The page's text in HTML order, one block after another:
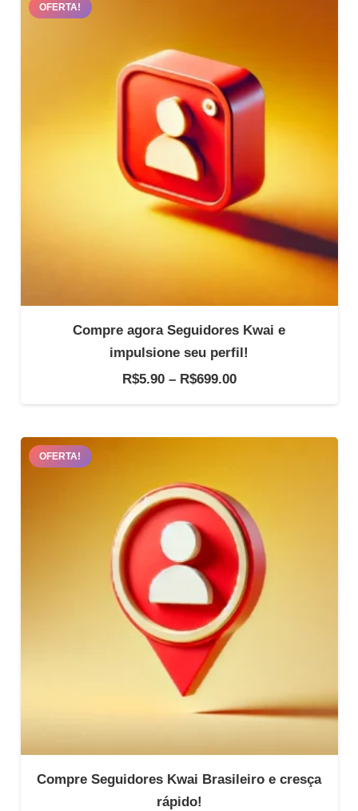
OFERTA!
Compre agora Seguidores Kwai e
impulsione seu perfil!
R$5.90 – R$699.00Faixa
de
OFERTA!
Compre Seguidores Kwai Brasileiro e cresça
rápido!